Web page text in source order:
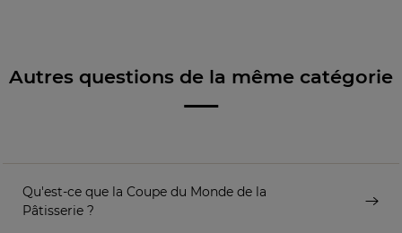
Autres questions de la même catégorie
Qu'est-ce que la Coupe du Monde de la
Pâtisserie ?